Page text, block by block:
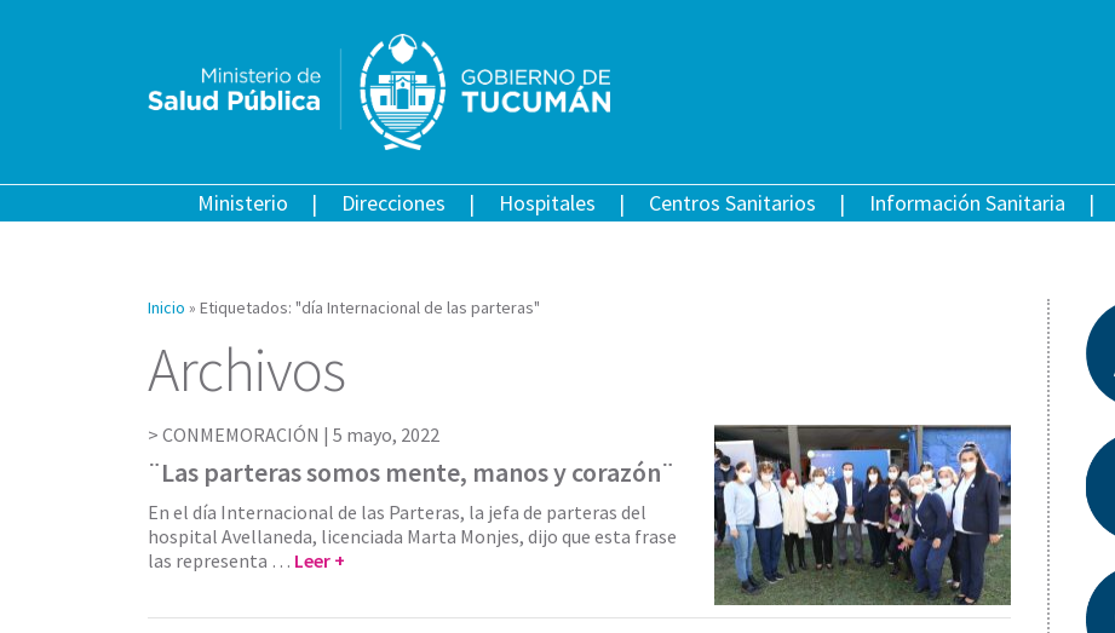
Ministerio Direcciones Hospitales Centros Sanitarios Información Sanitaria
Inicio » Etiquetados: "día Internacional de las parteras"
Archivos
CONMEMORACIÓN | 5 mayo, 2022
¨Las parteras somos mente, manos y corazón¨
En el día Internacional de las Parteras, la jefa de parteras del
hospital Avellaneda, licenciada Marta Monjes, dijo que esta frase
las representa … Leer +